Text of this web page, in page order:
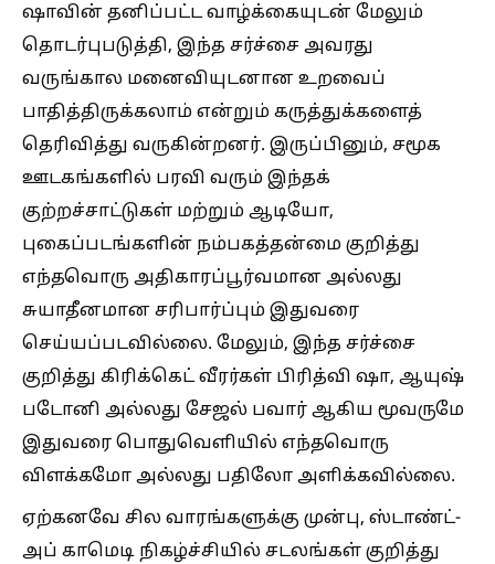
ஷாவின் தனிப்பட்ட வாழ்க்கையுடன் மேலும்
தொடர்புபடுத்தி, இந்த சர்ச்சை அவரது
வருங்கால மனைவியுடனான உறவைப்
பாதித்திருக்கலாம் என்றும் கருத்துக்களைத்
தெரிவித்து வருகின்றனர். இருப்பினும், சமூக
ஊடகங்களில் பரவி வரும் இந்தக்
குற்றச்சாட்டுகள் மற்றும் ஆடியோ,
புகைப்படங்களின் நம்பகத்தன்மை குறித்து
எந்தவொரு அதிகாரப்பூர்வமான அல்லது
சுயாதீனமான சரிபார்ப்பும் இதுவரை
செய்யப்படவில்லை. மேலும், இந்த சர்ச்சை
குறித்து கிரிக்கெட் வீரர்கள் பிரித்வி ஷா, ஆயுஷ்
படோனி அல்லது சேஜல் பவார் ஆகிய மூவருமே
இதுவரை பொதுவெளியில் எந்தவொரு
விளக்கமோ அல்லது பதிலோ அளிக்கவில்லை.
ஏற்கனவே சில வாரங்களுக்கு முன்பு, ஸ்டாண்ட்-
அப் காமெடி நிகழ்ச்சியில் சடலங்கள் குறித்து